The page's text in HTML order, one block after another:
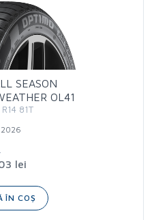
SEASON
OL41
81T
2026
lei
ÎN COȘ